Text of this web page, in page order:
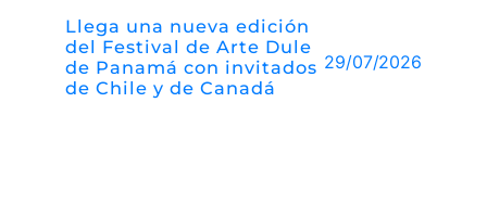
Llega una nueva edición
del Festival de Arte Dule
de Panamá con invitados
de Chile y de Canadá
29/07/2026